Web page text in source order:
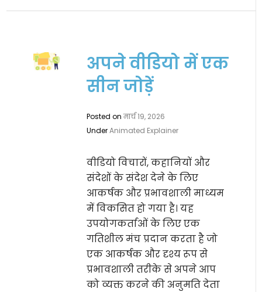
अपने वीडियो में एक
सीन जोड़ें
Posted onमार्च 19, 2026
UnderAnimated Explainer
वीडियो विचारों, कहानियों और
संदेशों के संदेश देने के लिए
आकर्षक और प्रभावशाली माध्यम
में विकसित हो गया है। यह
उपयोगकर्ताओं के लिए एक
गतिशील मंच प्रदान करता है जो
एक आकर्षक और दृश्य रूप से
प्रभावशाली तरीके से अपने आप
को व्यक्त करने की अनुमति देता